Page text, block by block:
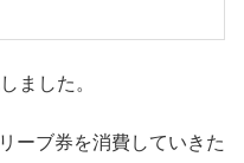
ました。
ーブ券を消費していきた